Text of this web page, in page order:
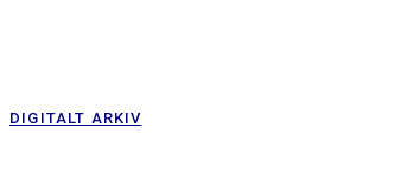
DIGITALT ARKIV